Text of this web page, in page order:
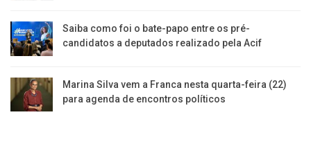
Saiba como foi o bate-papo entre os pré-
candidatos a deputados realizado pela Acif
Marina Silva vem a Franca nesta quarta-feira (22)
para agenda de encontros políticos